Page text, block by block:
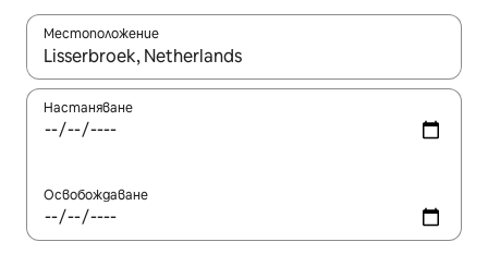
Местоположение
Когато резултатите се покажат, използвайте
Настаняване
Освобождаване